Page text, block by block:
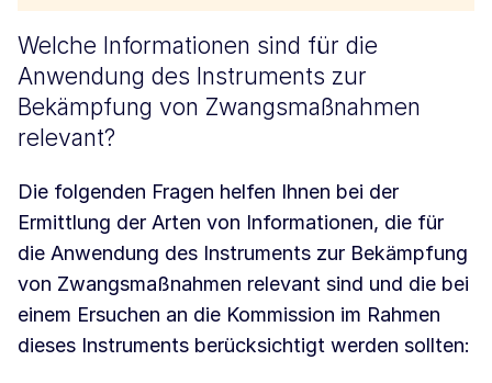
Welche Informationen sind für die
Anwendung des Instruments zur
Bekämpfung von Zwangsmaßnahmen
relevant?
Die folgenden Fragen helfen Ihnen bei der
Ermittlung der Arten von Informationen, die für
die Anwendung des Instruments zur Bekämpfung
von Zwangsmaßnahmen relevant sind und die bei
einem Ersuchen an die Kommission im Rahmen
dieses Instruments berücksichtigt werden sollten: